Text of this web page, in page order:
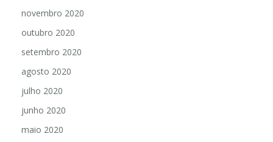
novembro 2020
outubro 2020
setembro 2020
agosto 2020
julho 2020
junho 2020
maio 2020